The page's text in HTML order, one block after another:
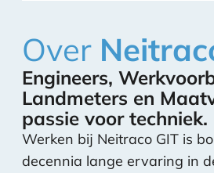
Over
Engineers,
Landmeters en
passie voor techniek.
Werken bij Neitraco GIT is
decennia lange ervaring in